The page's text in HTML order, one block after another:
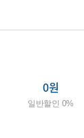
0원
일반할인 0%